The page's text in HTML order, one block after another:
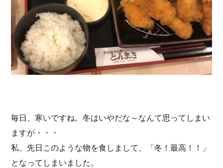
毎日、寒いですね。冬はいやだな～なんて思ってしまい
ますが・・・
私、先日このような物を食しまして、「冬！最高！！」
となってしまいました。